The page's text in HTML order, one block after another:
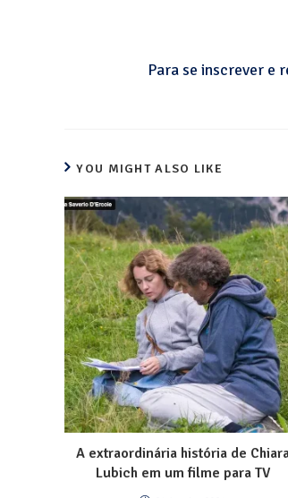
Para se inscrever e
YOU MIGHT ALSO LIKE
A extraordinária história de
Lubich em um filme para TV